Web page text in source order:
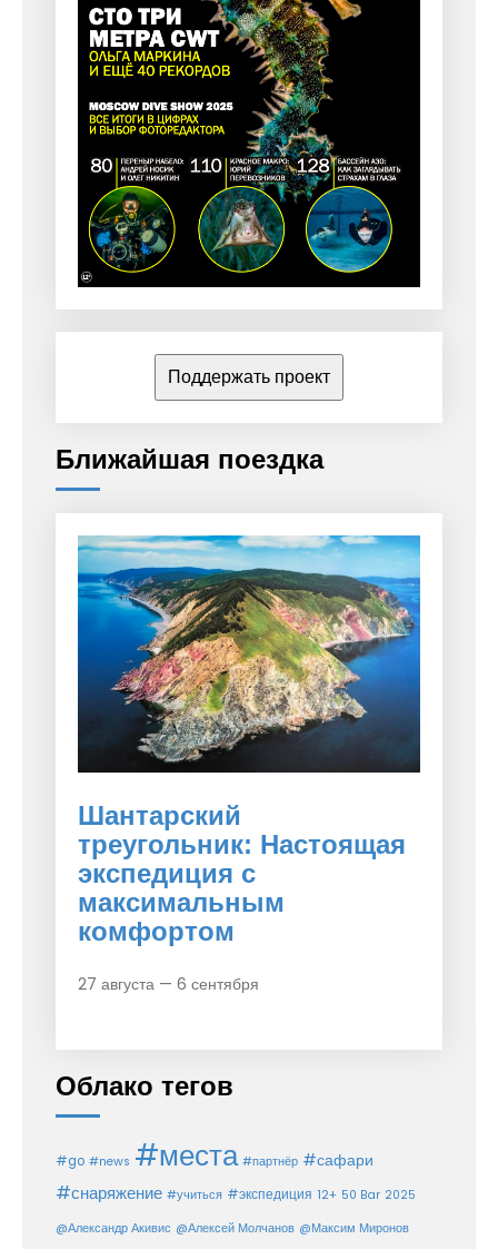
Поддержать проект
Ближайшая поездка
Шантарский
треугольник: Настоящая
экспедиция с
максимальным
комфортом
27 августа — 6 сентября
Облако тегов
#go #news #места #партнёр #сафари
#снаряжение #учиться #экспедиция 12+ 50 Bar 2025
@Александр Акивис @Алексей Молчанов @Максим Миронов